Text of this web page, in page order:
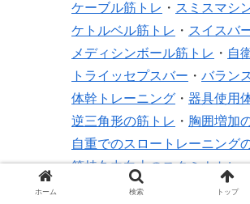
ケーブル筋トレ ・ スミスマシ
ケトルベル筋トレ ・ スイスバ
メディシンボール筋トレ ・ 自
トライッセプスバー ・ バラン
体幹トレーニング ・ 器具使用
逆三角形の筋トレ ・ 胸囲増加
自重でのスロートレーニング
筋持久力向上のスタミナトレ
自宅サーキットトレーニング
ホーム 検索 トップ